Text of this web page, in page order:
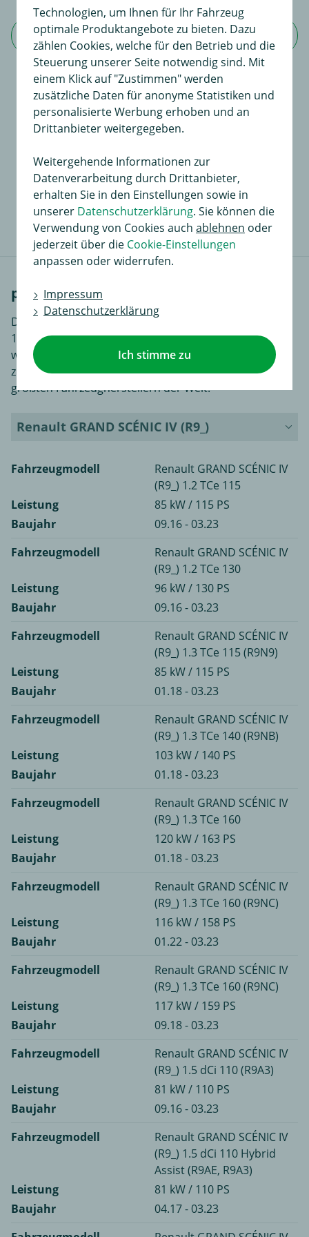
Jetzt Bewertung schreiben
Für dieses Produkt existiert noch keine
Bewertung
An dieser Stelle haben Sie die Möglichkeit, Ihre
Meinungen und Erfahrungen über dieses Produkt zu
dokumentieren.
Sie liefern so anderen Interessenten wertvolle
Informationen beim Kauf.
passende Fahrzeuge
Der französische Automobilkonzern Renault wurde
1898 gegründet und hat über 125.000 Beschäftigte
weltweit. Seit Renault und Nissan als "Renault-Nissan"
zusammenarbeiten, zählt das Unternehmen zu den
größten Fahrzeugherstellern der Welt.
Renault GRAND SCÉNIC IV (R9_)
Fahrzeugmodell
Renault GRAND SCÉNIC IV
(R9_) 1.2 TCe 115
Leistung
85 kW / 115 PS
Baujahr
09.16 - 03.23
Fahrzeugmodell
Renault GRAND SCÉNIC IV
(R9_) 1.2 TCe 130
Leistung
96 kW / 130 PS
Baujahr
09.16 - 03.23
Fahrzeugmodell
Renault GRAND SCÉNIC IV
(R9_) 1.3 TCe 115 (R9N9)
Leistung
85 kW / 115 PS
Baujahr
01.18 - 03.23
Fahrzeugmodell
Renault GRAND SCÉNIC IV
(R9_) 1.3 TCe 140 (R9NB)
Leistung
103 kW / 140 PS
Baujahr
01.18 - 03.23
Fahrzeugmodell
Renault GRAND SCÉNIC IV
(R9_) 1.3 TCe 160
Leistung
120 kW / 163 PS
Baujahr
01.18 - 03.23
Fahrzeugmodell
Renault GRAND SCÉNIC IV
(R9_) 1.3 TCe 160 (R9NC)
Leistung
116 kW / 158 PS
Baujahr
01.22 - 03.23
Fahrzeugmodell
Renault GRAND SCÉNIC IV
(R9_) 1.3 TCe 160 (R9NC)
Leistung
117 kW / 159 PS
Baujahr
09.18 - 03.23
Fahrzeugmodell
Renault GRAND SCÉNIC IV
(R9_) 1.5 dCi 110 (R9A3)
Leistung
81 kW / 110 PS
Baujahr
09.16 - 03.23
Fahrzeugmodell
Renault GRAND SCÉNIC IV
(R9_) 1.5 dCi 110 Hybrid
Assist (R9AE, R9A3)
Leistung
81 kW / 110 PS
Baujahr
04.17 - 03.23
Technologien, um Ihnen für Ihr Fahrzeug
optimale Produktangebote zu bieten. Dazu
zählen Cookies, welche für den Betrieb und die
Steuerung unserer Seite notwendig sind. Mit
einem Klick auf "Zustimmen" werden
zusätzliche Daten für anonyme Statistiken und
personalisierte Werbung erhoben und an
Drittanbieter weitergegeben.
Weitergehende Informationen zur
Datenverarbeitung durch Drittanbieter,
erhalten Sie in den Einstellungen sowie in
unserer Datenschutzerklärung. Sie können die
Verwendung von Cookies auch ablehnen oder
jederzeit über die Cookie-Einstellungen
anpassen oder widerrufen.
Impressum
Datenschutzerklärung
Ich stimme zu